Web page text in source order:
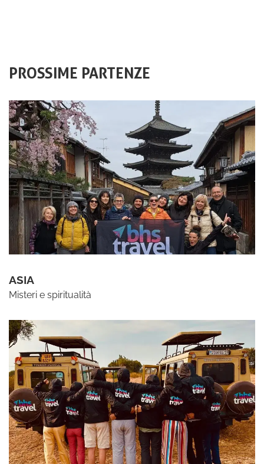
PROSSIME PARTENZE
ASIA
Misteri e spiritualità